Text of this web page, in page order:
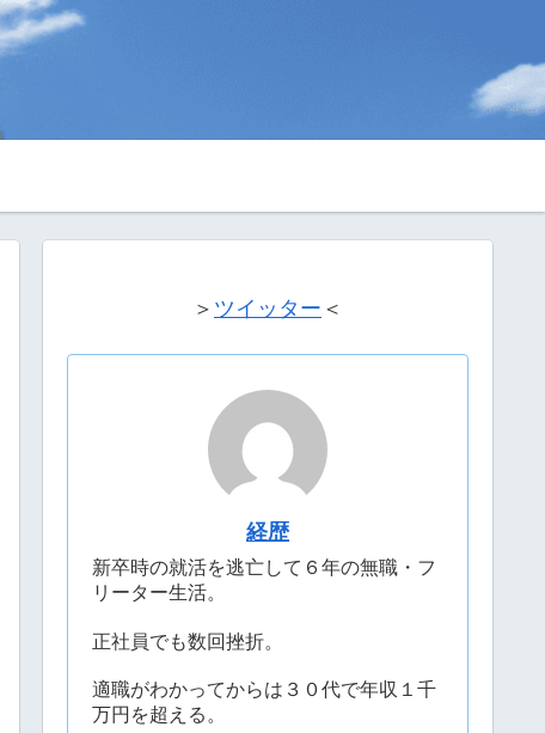
＞ ツイッター ＜
経歴
新卒時の就活を逃亡して６年の無職・フ
リーター生活。
正社員でも数回挫折。
適職がわかってからは３０代で年収１千
万円を超える。